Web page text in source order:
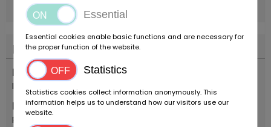
Localisation
Pays
Italie
Emplacement
Reggio Emilia
Essential
Essential cookies enable basic functions and are necessary for
the proper function of the website.
Statistics
Statistics cookies collect information anonymously. This
information helps us to understand how our visitors use our
website.